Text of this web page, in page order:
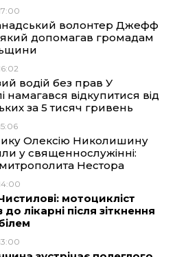
волонтер Джефф
допомагав громадам
водій без прав У
намагався відкупитися від
за 5 тисяч гривень
Олексію Николишину
у священнослужінні:
Нестора
мотоцикліст
лікарні після зіткнення